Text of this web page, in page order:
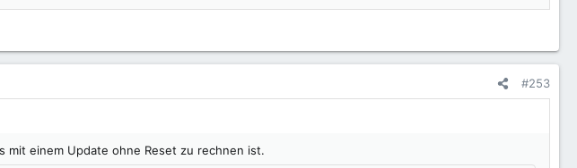
können, dann wäre auch das natürlich spannend zu erfahren.
wie möglich in den Genuss von Android 13 kommen kann. Sollte jemand Unterstützung
#253
mit einem Update ohne Reset zu rechnen ist.